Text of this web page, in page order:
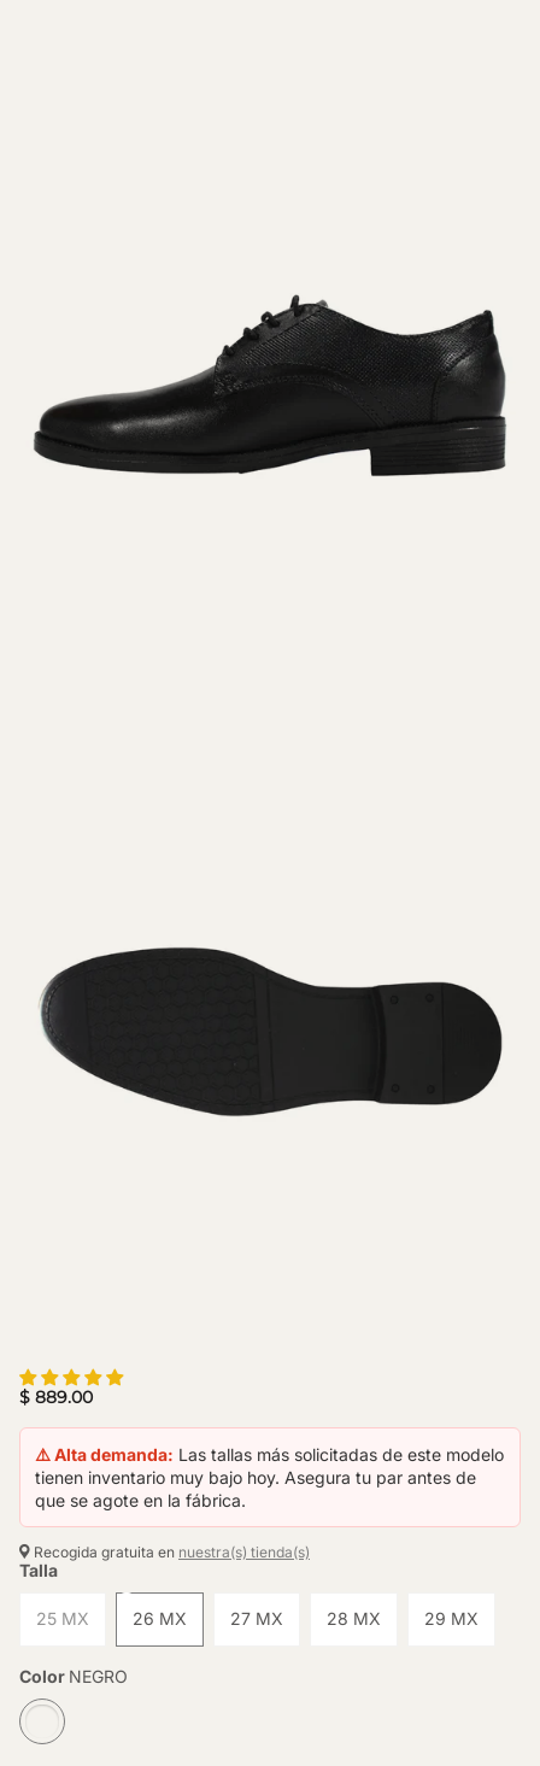
$ 889.00
⚠️ Alta demanda: Las tallas más solicitadas de este modelo
tienen inventario muy bajo hoy. Asegura tu par antes de
que se agote en la fábrica.
Recogida gratuita en nuestra(s) tienda(s)
Talla
25 MX 26 MX 27 MX 28 MX 29 MX
Color NEGRO